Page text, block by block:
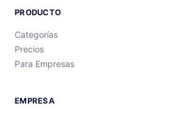
PRODUCTO
Categorías
Precios
Para Empresas
EMPRESA